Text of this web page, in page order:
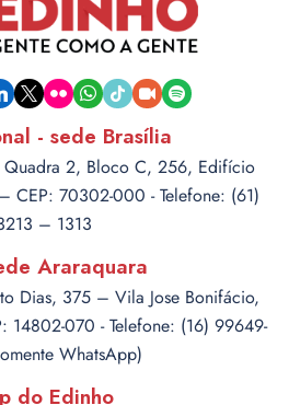
x flickrwhatsapp
tiktokvideo-spotify
- sede Brasília
2, Bloco C, 256, Edifício
CEP: 70302-000 - Telefone: (61)
– 1313
Araraquara
Dias, 375 – Vila Jose Bonifácio,
14802-070 - Telefone: (16) 99649-
WhatsApp)
do Edinho